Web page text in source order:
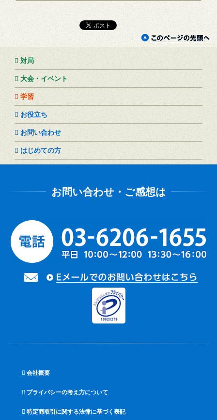
対局
大会・イベント
学習
お役立ち
お問い合わせ
はじめての方
会社概要
プライバシーの考え方について
特定商取引に関する法律に基づく表記